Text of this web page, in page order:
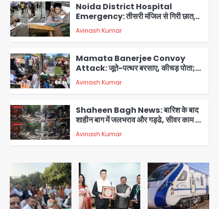
3
Noida District Hospital
Emergency: तीसरी मंजिल से गिरी छात्रा
को नहीं मिला इलाज, प्राइवेट अस्पताल में भर्ती
Avinash Kumar
4
Mamata Banerjee Convoy
Attack: जूते-पत्थर बरसाए, कीचड़ पोता;
बोलीं- ‘माथा फट जाता’
Avinash Kumar
5
Shaheen Bagh News: बारिश के बाद
शाहीन बाग में जलभराव और गड्ढे, सीवर काम से
लोग परेशान
Avinash Kumar
1
Second Monday of Sawan: सावन
के दूसरे सोमवार पर शिवालयों में आस्था का
सैलाब
Avinash Kumar